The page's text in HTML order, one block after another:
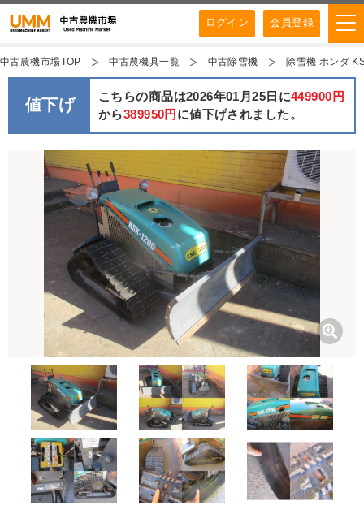
ログイン 会員登録
中古農機市場TOP 中古農機具一覧 中古除雪機 除雪機 ホンダ
値下げ こちらの商品は2026年01月25日に449900円
から389950円 に値下げされました。